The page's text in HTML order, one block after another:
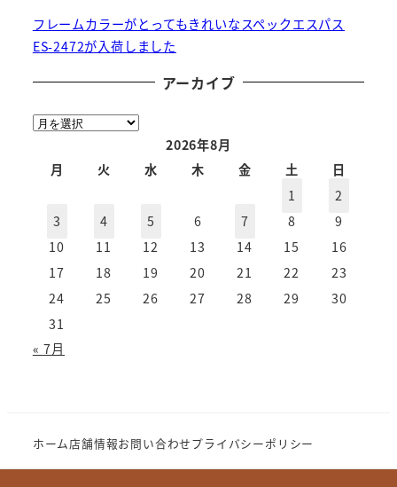
フレームカラーがとってもきれいなスペックエスパス
ES-2472が入荷しました
アーカイブ
ア
2026年8月
月
火 水 木 金 土
日
1
2
3
4 5 6 7 8
9
10
11 12 13 14 15
16
17
18 19 20 21 22
23
24
25 26 27 28 29
30
31
« 7月
ホーム店舗情報お問い合わせプライバシーポリシー